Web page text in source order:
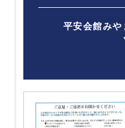
平安会館みや